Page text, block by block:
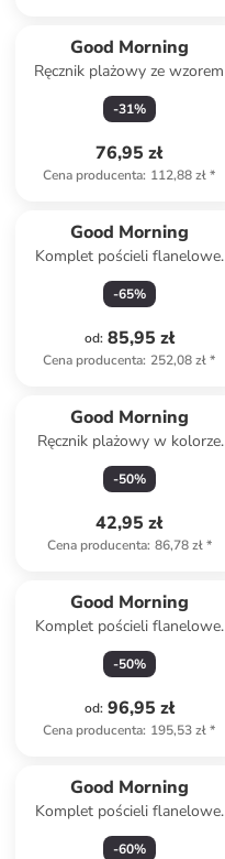
Good Morning
Ręcznik plażowy ze wzorem
-31%
76,95 zł
Cena producenta: 112,88 zł*
Good Morning
Komplet pościeli flanelowej
"Winter Sand" w kolorze
beżowym
-65%
od: 85,95 zł
Cena producenta: 252,08 zł*
Good Morning
Ręcznik plażowy w kolorze
jasnoróżowym
-50%
42,95 zł
Cena producenta: 86,78 zł*
Good Morning
Komplet pościeli flanelowej
"Barro" w kolorze beżowym
-50%
od: 96,95 zł
Cena producenta: 195,53 zł*
Good Morning
Komplet pościeli flanelowej
"Barro" w kolorze beżowym
-60%